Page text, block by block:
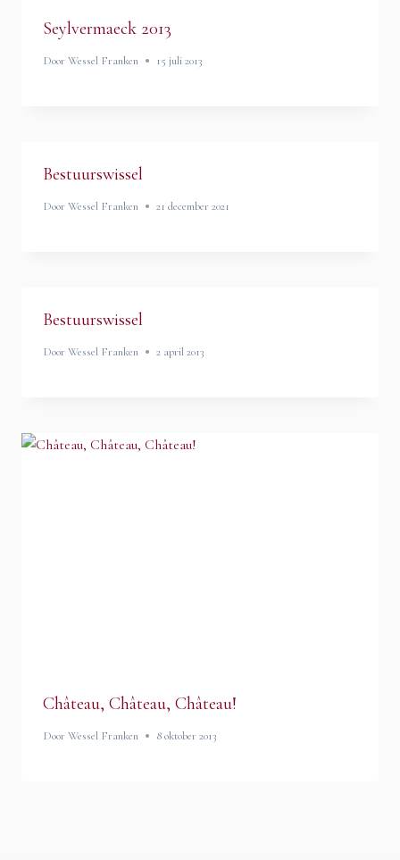
Seylvermaeck 2013
DoorWessel Franken 15 juli 2013
Bestuurswissel
DoorWessel Franken 21 december 2021
Bestuurswissel
DoorWessel Franken 2 april 2013
Château, Château, Château!
DoorWessel Franken 8 oktober 2013